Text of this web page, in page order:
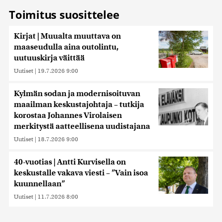
saatetaan myös siirtää ulkomaille.
Toimitus suosittelee
Kirjat | Muualta muuttava on
maaseudulla aina outolintu,
uutuuskirja väittää
Uutiset | 19.7.2026 9:00
Kylmän sodan ja modernisoituvan
maailman keskustajohtaja – tutkija
korostaa Johannes Virolaisen
merkitystä aatteellisena uudistajana
Uutiset | 18.7.2026 9:00
40-vuotias | Antti Kurvisella on
keskustalle vakava viesti – ”Vain isoa
kuunnellaan”
Uutiset | 11.7.2026 8:00